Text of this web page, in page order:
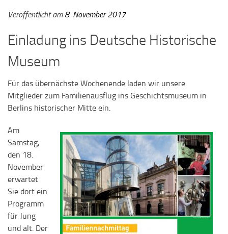
Veröffentlicht am8. November 2017
Einladung ins Deutsche Historische
Museum
Für das übernächste Wochenende laden wir unsere
Mitglieder zum Familienausflug ins Geschichtsmuseum in
Berlins historischer Mitte ein.
Am
Samstag,
den 18.
November
erwartet
Sie dort ein
Programm
für Jung
und alt. Der